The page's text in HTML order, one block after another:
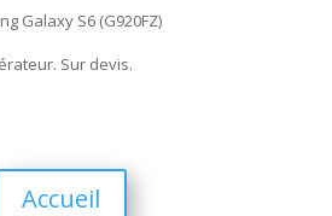
Galaxy S6 (G920FZ)
Sur devis.
Accueil